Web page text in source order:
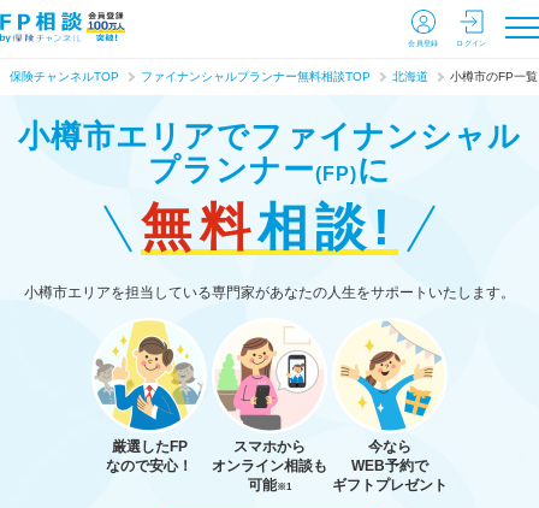
会員登録 ログイン
保険チャンネルTOP ファイナンシャルプランナー無料相談TOP 北海道 小樽市のFP一覧
小樽市エリアでファイナンシャル
プランナー(FP)に
無料相談!
小樽市エリアを担当している専門家があなたの人生をサポートいたします。
厳選したFP
なので安心！
スマホから
オンライン相談も
可能※1
今なら
WEB予約で
ギフトプレゼント